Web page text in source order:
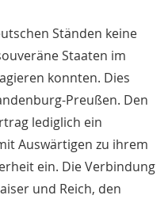
Ständen keine
Staaten im
konnten. Dies
Preußen. Den
lediglich ein
Auswärtigen zu ihrem
ein. Die Verbindung
und Reich, den